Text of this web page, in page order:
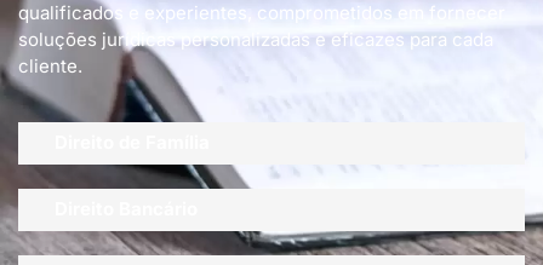
qualificados e experientes, comprometidos em fornecer
soluções jurídicas personalizadas e eficazes para cada
cliente.